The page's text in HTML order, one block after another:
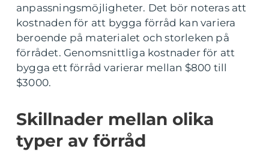
anpassningsmöjligheter. Det bör noteras att
kostnaden för att bygga förråd kan variera
beroende på materialet och storleken på
förrådet. Genomsnittliga kostnader för att
bygga ett förråd varierar mellan $800 till
$3000.
Skillnader mellan olika
typer av förråd